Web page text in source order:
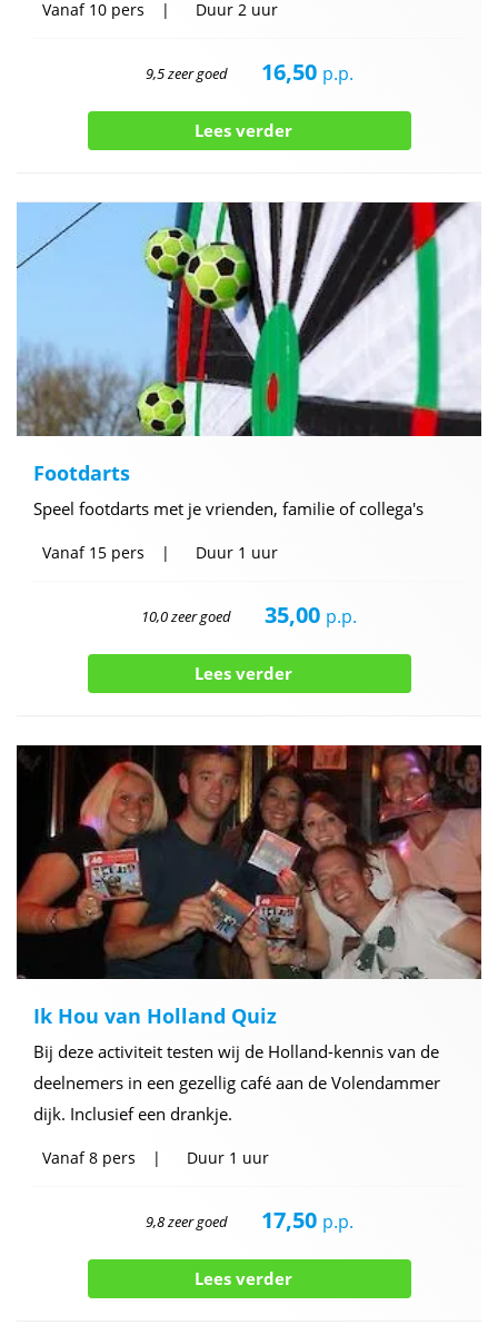
Vanaf10 pers Duur 2 uur
9,5 zeer goed 16,50 p.p.
Lees verder
Footdarts
Speel footdarts met je vrienden, familie of collega's
Vanaf15 pers Duur 1 uur
10,0 zeer goed 35,00 p.p.
Lees verder
Ik Hou van Holland Quiz
Bij deze activiteit testen wij de Holland-kennis van de
deelnemers in een gezellig café aan de Volendammer
dijk. Inclusief een drankje.
Vanaf8 pers Duur 1 uur
9,8 zeer goed 17,50 p.p.
Lees verder